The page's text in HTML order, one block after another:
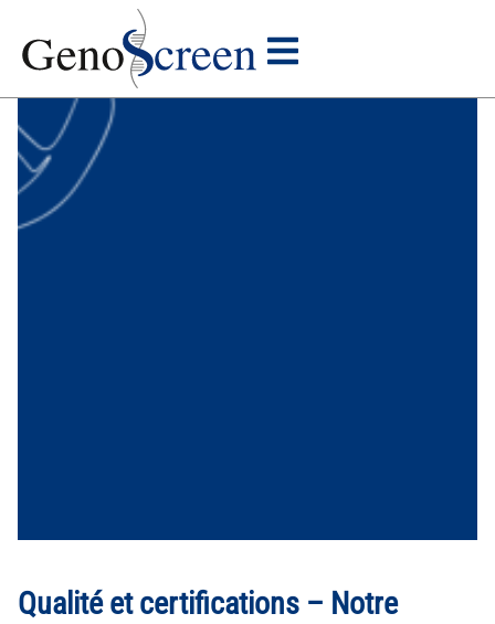
Qualité et certifications – Notre